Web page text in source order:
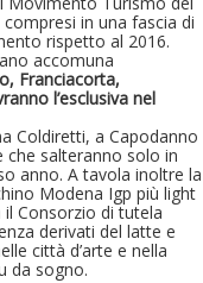
in una fascia di
rispetto al 2016.
accomuna
Franciacorta,
l’esclusiva nel
Coldiretti, a Capodanno
che salteranno solo in
anno. A tavola inoltre la
Modena Igp più light
Consorzio di tutela
derivati del latte e
città d’arte e nella
da sogno.